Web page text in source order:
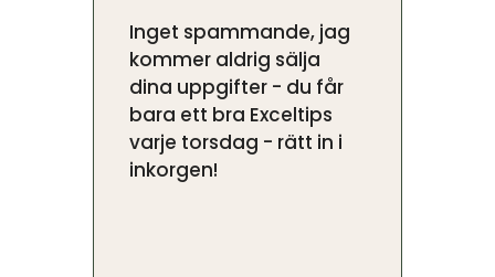
Inget spammande, jag
kommer aldrig sälja
dina uppgifter - du får
bara ett bra Exceltips
varje torsdag - rätt in i
inkorgen!